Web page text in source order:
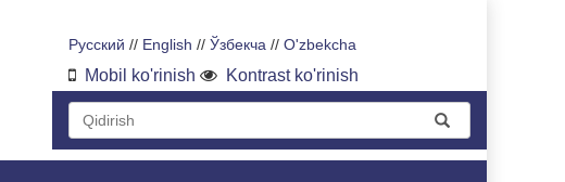
Русский // English // Ўзбекча // O'zbekcha
Mobil ko'rinish Kontrast ko'rinish